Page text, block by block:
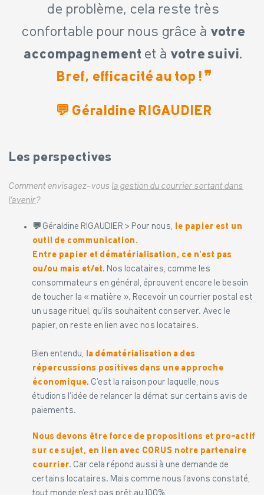
de problème, cela reste très
confortable pour nous grâce à votre
accompagnement et à votre suivi.
Bref, efficacité au top ! ❞
💬 Géraldine RIGAUDIER
Les perspectives
Comment envisagez-vous la gestion du courrier sortant dans
l’avenir?
💬 Géraldine RIGAUDIER > Pour nous, le papier est un
outil de communication.
Entre papier et dématérialisation, ce n’est pas
ou/ou mais et/et. Nos locataires, comme les
consommateurs en général, éprouvent encore le besoin
de toucher la « matière ». Recevoir un courrier postal est
un usage rituel, qu’ils souhaitent conserver. Avec le
papier, on reste en lien avec nos locataires.
Bien entendu, la dématérialisation a des
répercussions positives dans une approche
économique. C’est la raison pour laquelle, nous
étudions l’idée de relancer la démat sur certains avis de
paiements.
Nous devons être force de propositions et pro-actif
sur ce sujet, en lien avec CORUS notre partenaire
courrier. Car cela répond aussi à une demande de
certains locataires. Mais comme nous l’avons constaté,